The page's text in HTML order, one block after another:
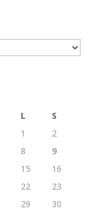
L
S
1
2
8
9
15
16
22
23
29
30